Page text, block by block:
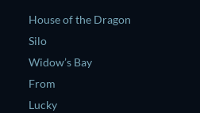
House of the Dragon
Silo
Widow’s Bay
From
Lucky